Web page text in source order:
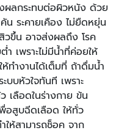
ผลกระทบต่อผิวหนัง ด้วย
ระคายเคือง ไม่ยืดหยุ่น
ขึ้น อาจส่งผลถึง โรค
เพราะไม่มีน้ำที่ค่อยให้
ทำงานได้เต็มที่ ถ้าดื่มน้ำ
บบหัวใจทันที เพราะ
เลือดในร่างกาย ข้น
อสูบฉีดเลือด ให้ทั่ว
ห้สามารถช็อค จาก